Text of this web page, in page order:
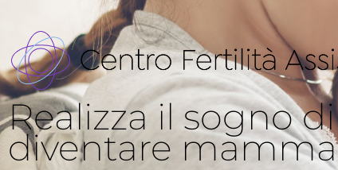
Realizza il sogno di
diventare mamma